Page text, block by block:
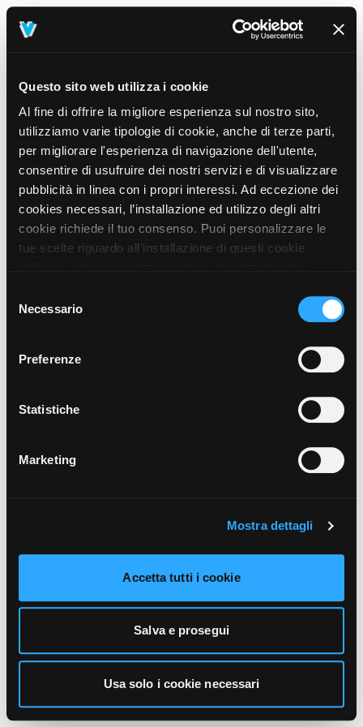
Questo sito web utilizza i cookie
Al fine di offrire la migliore esperienza sul nostro sito,
utilizziamo varie tipologie di cookie, anche di terze parti,
per migliorare l'esperienza di navigazione dell'utente,
consentire di usufruire dei nostri servizi e di visualizzare
pubblicità in linea con i propri interessi. Ad eccezione dei
cookies necessari, l’installazione ed utilizzo degli altri
cookie richiede il tuo consenso. Puoi personalizzare le
tue scelte riguardo all’installazione di questi cookie
prosegui” o decidere di accettare tutti i cookie, cliccando
sul pulsante “Accetta tutti i cookie”. Cliccando sul tasto
unicamente i cookie necessari alla navigazione. Per
funzionamento, puoi prendere visione dell’informativa
cliccando qui.
delNecessario
Preferenze
Statistiche
Marketing
Mostra dettagli
Accetta tutti i cookie
Salva e prosegui
Usa solo i cookie necessari
404